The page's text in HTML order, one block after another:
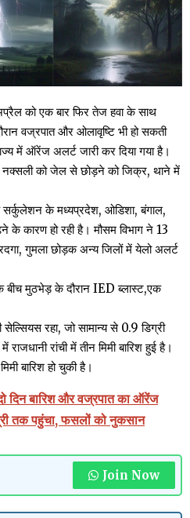
को एक बार फिर तेज हवा के साथ
वज्रपात और ओलावृष्टि भी हो सकती
में ऑरेंज अलर्ट जारी कर दिया गया है।
को जेल से छोड़ने को जिक्र, थाने में
के मध्यप्रदेश, ओडिशा, बंगाल,
के कारण हो रही है। मौसम विभाग ने 13
गुमला छोड़क अन्य जिलों में येलो अलर्ट
बीच मुठभेड़ के दौरान IED ब्लास्ट,एक
सेल्सियस रहा, जो सामान्य से 0.9 डिग्री
रांची में तीन मिमी बारिश हुई है।
बारिश हो चुकी है।
दिन बारिश और वज्रपात का ऑरेंज
तक पहुंचा, फसलों को नुकसान
Join Now